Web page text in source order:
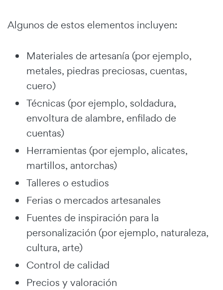
Algunos de estos elementos incluyen:
Materiales de artesanía (por ejemplo,
metales, piedras preciosas, cuentas,
cuero)
Técnicas (por ejemplo, soldadura,
envoltura de alambre, enfilado de
cuentas)
Herramientas (por ejemplo, alicates,
martillos, antorchas)
Talleres o estudios
Ferias o mercados artesanales
Fuentes de inspiración para la
personalización (por ejemplo, naturaleza,
cultura, arte)
Control de calidad
Precios y valoración